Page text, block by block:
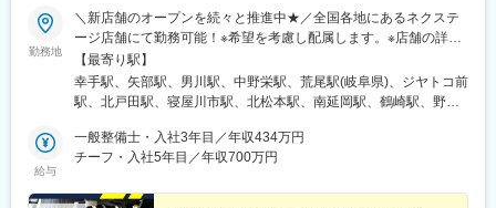
天竜川駅、積志駅、東新庄駅、ジヤトコ前駅、公津の杜駅、春江
駅、室見駅、神辺駅、東福山駅、伊達駅、東山公園駅(鳥取県)、置
賜駅、赤嶺駅、伊奈駅、越戸駅、防府駅、門司駅、柏陽駅、村崎
野駅、箕面萱野駅、荒子川公園駅、館腰駅、木更津駅、紀三井寺
駅、紀伊駅、幸駅、杁ケ池公園駅、藤代駅、羽犬塚駅、西新井大
師西駅、武蔵関駅、妙国寺前駅、京成幕張駅、南茨木駅(阪急線)、
楽々園駅、知寄町駅、追分駅(三重県)、等々力駅、西富井駅、要町
駅、赤迫駅、長沼駅(静岡県)、志村坂上駅、はなみずき通駅、知寄
町一丁目駅
勤務地
＼新店舗のオープンを続々と推進中★／全国各地にあるネクステ
ージ店舗にて勤務可能！※希望を考慮し配属します。※店舗の詳細
については下記＜勤務地一覧＞をご確認ください。＜ 働き方の
選択が可能です！ ＞ネクステージでは3つの働き方があります。
1、全国転勤ありの『グローバル型』2、近隣エリア内の『中域
りますが、ご自身のライフスタイルや理想のキャリアに合わせ
て、働き方をご選択いただけます！★自動車通勤OK（一部除く）
県東茨城郡茨城町長岡矢頭3530SUV LAND名古屋／愛知県名古屋
【最寄り駅】
幸手駅、矢部駅、男川駅、中野栄駅、荒尾駅(岐阜県)、ジヤトコ前
駅、北戸田駅、寝屋川市駅、北松本駅、南延岡駅、鶴崎駅、野々
駅(名古屋市営)、美合駅、朝菜町駅、小池駅、西小泉駅、日進駅
(愛知県)、置賜駅、石浜駅、岡本駅(栃木県)、矢場町駅、竜王駅、
(山口県)、南町田グランベリーパーク駅、岐南駅、新浜松駅、東新
給与
一般整備士・入社3年目／年収434万円
チーフ・入社5年目／年収700万円